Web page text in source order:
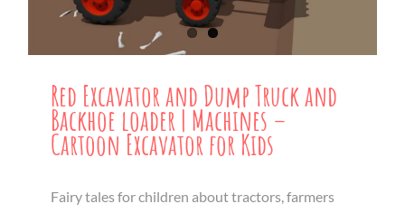
Red Excavator and Dump Truck and
Backhoe loader | Machines –
Cartoon Excavator for Kids
Fairy tales for children about tractors, farmers